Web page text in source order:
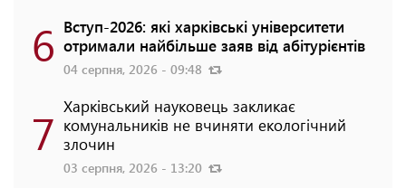
6 Вступ-2026: які харківські університети
отримали найбільше заяв від абітурієнтів
04 серпня, 2026 - 09:48
7 Харківський науковець закликає
комунальників не вчиняти екологічний
злочин
03 серпня, 2026 - 13:20